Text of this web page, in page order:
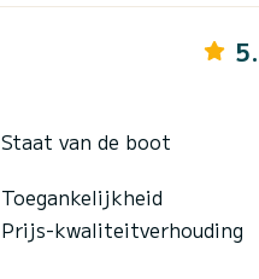
Staat van de boot
Toegankelijkheid
Prijs-kwaliteitverhouding